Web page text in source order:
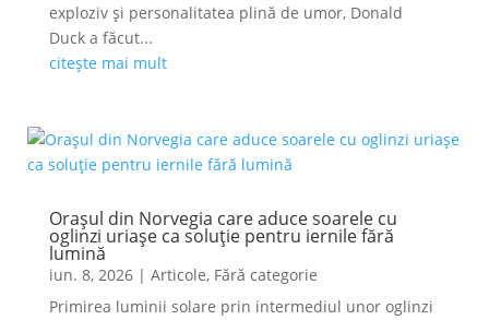
exploziv și personalitatea plină de umor, Donald
Duck a făcut...
citește mai mult
Orașul din Norvegia care aduce soarele cu
oglinzi uriașe ca soluție pentru iernile fără
lumină
iun. 8, 2026| Articole, Fără categorie
Primirea luminii solare prin intermediul unor oglinzi